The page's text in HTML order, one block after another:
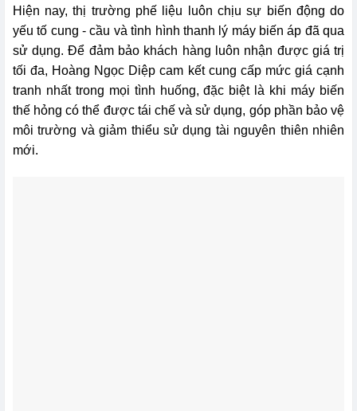
Hiện nay, thị trường phế liệu luôn chịu sự biến động do
yếu tố cung - cầu và tình hình thanh lý máy biến áp đã qua
sử dụng. Để đảm bảo khách hàng luôn nhận được giá trị
tối đa, Hoàng Ngọc Diệp cam kết cung cấp mức giá cạnh
tranh nhất trong mọi tình huống, đặc biệt là khi máy biến
thế hỏng có thể được tái chế và sử dụng, góp phần bảo vệ
môi trường và giảm thiểu sử dụng tài nguyên thiên nhiên
mới.